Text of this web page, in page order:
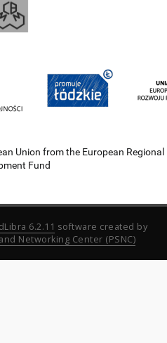
Union from the European Regional
Fund
6.2.11 software created by
Networking Center (PSNC)